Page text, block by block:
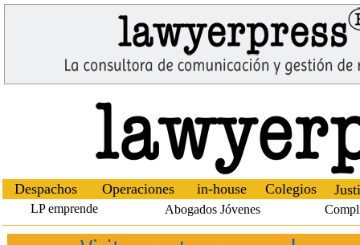
Despachos Operaciones in-house Colegios
LP emprende Abogados Jóvenes